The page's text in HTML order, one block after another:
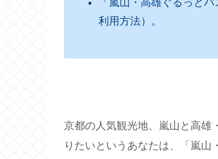
「嵐山・高雄ぐるっと
利用方法）。
京都の人気観光地、嵐山と高雄
りたいというあなたは、「嵐